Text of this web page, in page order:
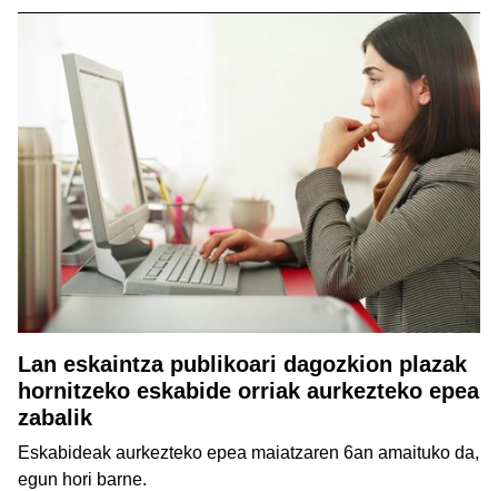
Lan eskaintza publikoari dagozkion plazak
hornitzeko eskabide orriak aurkezteko epea
zabalik
Eskabideak aurkezteko epea maiatzaren 6an amaituko da,
egun hori barne.